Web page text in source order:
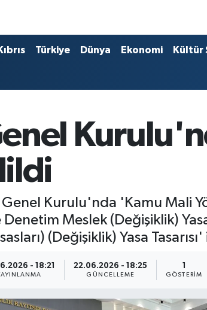
Türkiye Dünya Ekonomi Kültür
Kurulu'nda 'Kamu Mali
Denetim Meslek (Değişiklik)
(Değişiklik) Yasa
- 18:21 22.06.2026 - 18:25
GÜNCELLEME
1
GÖSTERIM